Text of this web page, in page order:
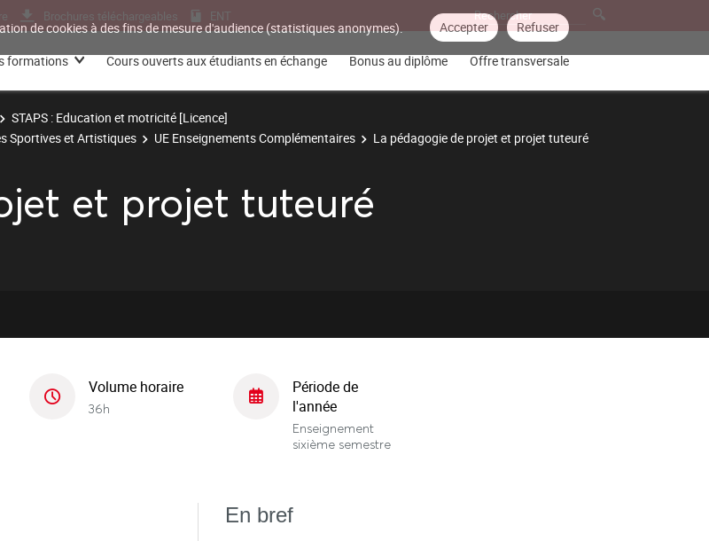
de cookies à des fins de mesure d'audience (statistiques anonymes). Accepter Refuser
Brochures téléchargeables ENT
formations Cours ouverts aux étudiants en échange Bonus au diplôme Offre transversale
STAPS : Education et motricité [Licence]
Sportives et Artistiques
UE Enseignements Complémentaires La pédagogie de projet et projet tuteuré
et projet tuteuré
Volume horaire
36h
Période de
l'année
Enseignement
sixième semestre
En bref